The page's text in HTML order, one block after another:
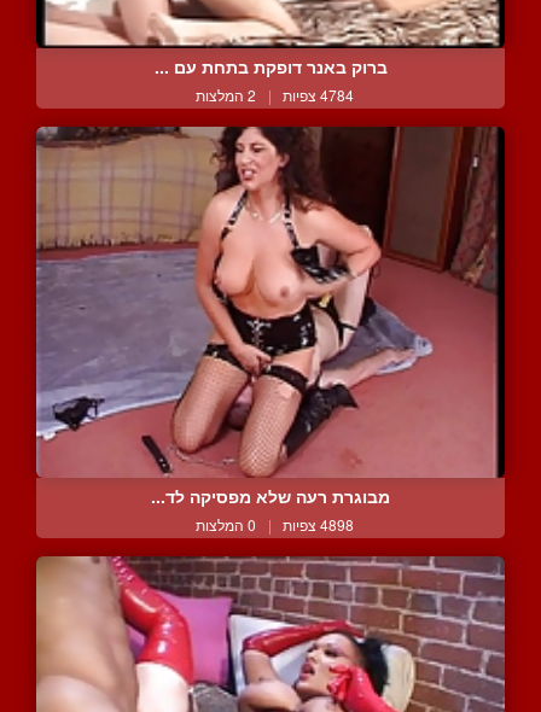
ברוק באנר דופקת בתחת עם ...
4784 צפיות | 2 המלצות
מבוגרת רעה שלא מפסיקה לד...
4898 צפיות | 0 המלצות